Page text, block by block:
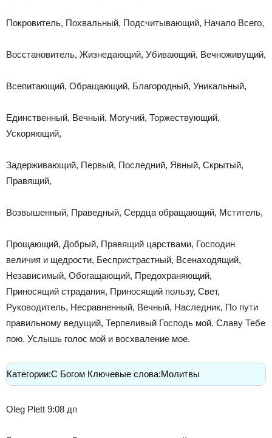
Покровитель, Похвальный, Подсчитывающий, Начало Всего,
Восстановитель, Жизнедающий, Убивающий, Вечноживущий,
Всепитающий, Обращающий, Благородный, Уникальный,
Единственный, Вечный, Могучий, Торжествующий,
Ускоряющий,
Задерживающий, Первый, Последний, Явный, Скрытый,
Правящий,
Возвышенный, Праведный, Сердца обращающий, Мститель,
Прощающий, Добрый, Правящий царствами, Господин
величия и щедрости, Беспристрастный, Всенаходящий,
Независимый, Обогащающий, Предохраняющий,
Приносящий страдания, Приносящий пользу, Свет,
Руководитель, Несравненный, Вечный, Наследник, По пути
правильному ведущий, Терпеливый Господь мой. Славу Тебе
пою. Услышь голос мой и восхваление мое.
Категории:С Богом Ключевые слова:Молитвы
Oleg Plett 9:08 дп